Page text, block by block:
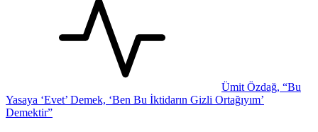
Ümit Özdağ, “Bu
Yasaya ‘Evet’ Demek, ‘Ben Bu İktidarın Gizli Ortağıyım’
Demektir”